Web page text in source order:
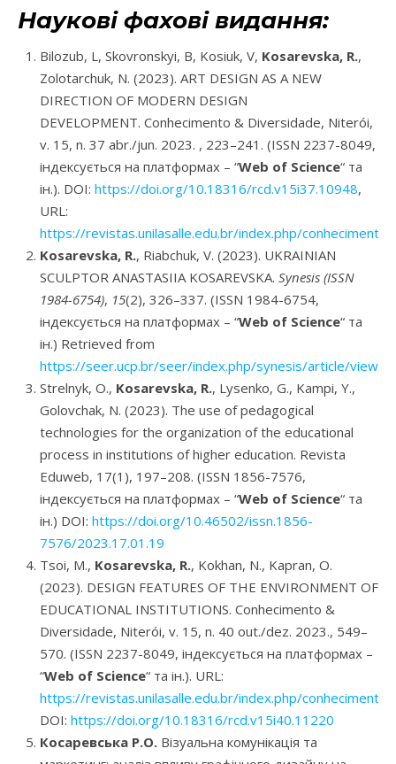
Наукові фахові видання:
Bilozub, L, Skovronskyi, B, Kosiuk, V, Kosarevska, R.,
Zolotarchuk, N. (2023). ART DESIGN AS A NEW
DIRECTION OF MODERN DESIGN
DEVELOPMENT. Conhecimento & Diversidade, Niterói,
v. 15, n. 37 abr./jun. 2023. , 223–241. (ISSN 2237-8049,
індексується на платформах – “Web of Science“ та
ін.). DOI: https://doi.org/10.18316/rcd.v15i37.10948,
URL:
https://revistas.unilasalle.edu.br/index.php/
Kosarevska, R., Riabchuk, V. (2023). UKRAINIAN
SCULPTOR ANASTASIIA KOSAREVSKA. Synesis (ISSN
1984-6754), 15(2), 326–337. (ISSN 1984-6754,
індексується на платформах – “Web of Science“ та
ін.) Retrieved from
https://seer.ucp.br/seer/index.php/synesis/article/view/
Strelnyk, O., Kosarevska, R., Lysenko, G., Kampi, Y.,
Golovchak, N. (2023). The use of pedagogical
technologies for the organization of the educational
process in institutions of higher education. Revista
Eduweb, 17(1), 197–208. (ISSN 1856-7576,
індексується на платформах – “Web of Science“ та
ін.) DOI: https://doi.org/10.46502/issn.1856-
7576/2023.17.01.19
Tsoi, M., Kosarevska, R., Kokhan, N., Kapran, O.
(2023). DESIGN FEATURES OF THE ENVIRONMENT OF
EDUCATIONAL INSTITUTIONS. Conhecimento &
Diversidade, Niterói, v. 15, n. 40 out./dez. 2023., 549–
570. (ISSN 2237-8049, індексується на платформах –
“Web of Science“ та ін.). URL:
https://revistas.unilasalle.edu.br/index.php/
DOI: https://doi.org/10.18316/rcd.v15i40.11220
Косаревська Р.О. Візуальна комунікація та